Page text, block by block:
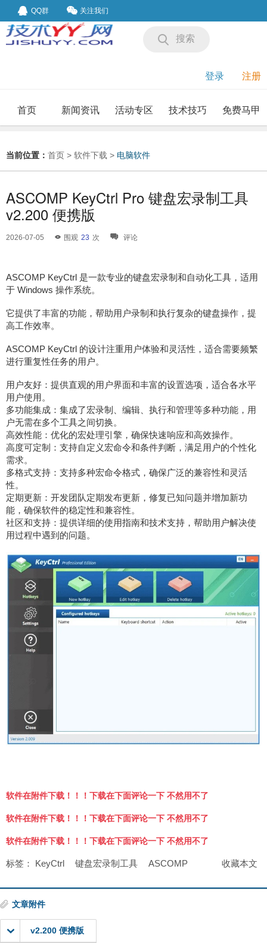
QQ群 关注我们
搜索
登录 注册
首页 新闻资讯 活动专区 技术技巧 免费马甲
当前位置： 首页 > 软件下载 > 电脑软件
ASCOMP KeyCtrl Pro 键盘宏录制工具
v2.200 便携版
2026-07-05 围观 23 次 评论
ASCOMP KeyCtrl 是一款专业的键盘宏录制和自动化工具，适用
于 Windows 操作系统。
它提供了丰富的功能，帮助用户录制和执行复杂的键盘操作，提
高工作效率。
ASCOMP KeyCtrl 的设计注重用户体验和灵活性，适合需要频繁
进行重复性任务的用户。
用户友好：提供直观的用户界面和丰富的设置选项，适合各水平
用户使用。
多功能集成：集成了宏录制、编辑、执行和管理等多种功能，用
户无需在多个工具之间切换。
高效性能：优化的宏处理引擎，确保快速响应和高效操作。
高度可定制：支持自定义宏命令和条件判断，满足用户的个性化
需求。
多格式支持：支持多种宏命令格式，确保广泛的兼容性和灵活
性。
定期更新：开发团队定期发布更新，修复已知问题并增加新功
能，确保软件的稳定性和兼容性。
社区和支持：提供详细的使用指南和技术支持，帮助用户解决使
用过程中遇到的问题。
软件在附件下载！！！下载在下面评论一下 不然用不了
软件在附件下载！！！下载在下面评论一下 不然用不了
软件在附件下载！！！下载在下面评论一下 不然用不了
收藏本文
标签： KeyCtrl 键盘宏录制工具 ASCOMP
文章附件
v2.200 便携版